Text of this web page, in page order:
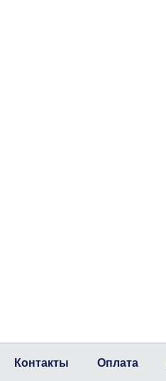
Контакты Оплата